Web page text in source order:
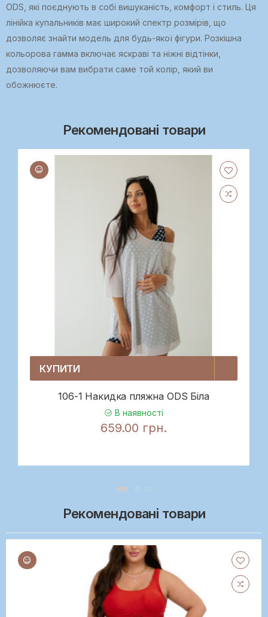
ODS, які поєднують в собі вишуканість, комфорт і стиль. Ця
лінійка купальників має широкий спектр розмірів, що
дозволяє знайти модель для будь-якої фігури. Розкішна
кольорова гамма включає яскраві та ніжні відтінки,
дозволяючи вам вибрати саме той колір, який ви
обожнюєте.
Рекомендовані товари
КУПИТИ
106-1 Накидка пляжна ODS Біла
В наявності
659.00 грн.
Рекомендовані товари